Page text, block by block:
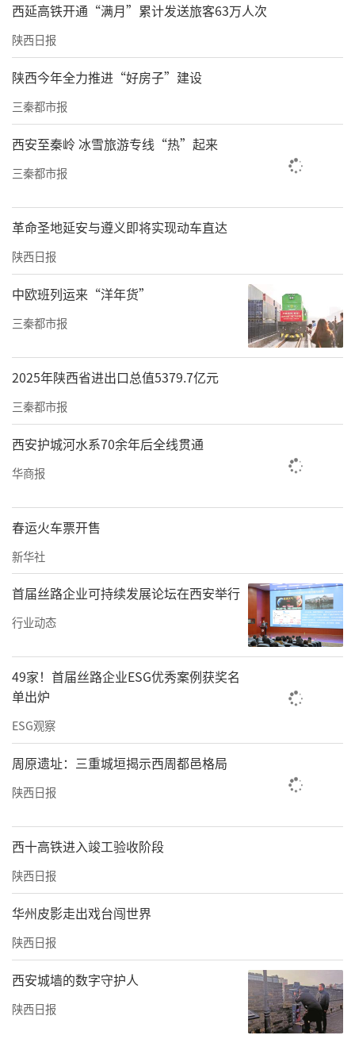
西延高铁开通“满月”累计发送旅客63万人次
陕西日报
陕西今年全力推进“好房子”建设
三秦都市报
西安至秦岭 冰雪旅游专线“热”起来
三秦都市报
革命圣地延安与遵义即将实现动车直达
陕西日报
中欧班列运来“洋年货”
三秦都市报
2025年陕西省进出口总值5379.7亿元
三秦都市报
西安护城河水系70余年后全线贯通
华商报
春运火车票开售
新华社
首届丝路企业可持续发展论坛在西安举行
行业动态
49家！首届丝路企业ESG优秀案例获奖名
单出炉
ESG观察
周原遗址：三重城垣揭示西周都邑格局
陕西日报
西十高铁进入竣工验收阶段
陕西日报
华州皮影走出戏台闯世界
陕西日报
西安城墙的数字守护人
陕西日报